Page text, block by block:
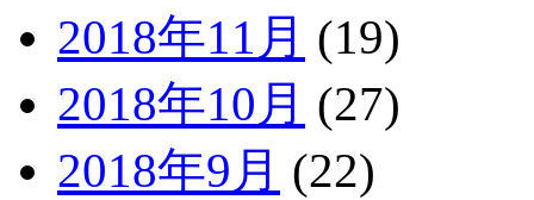
2018年11月 (19)
2018年10月 (27)
2018年9月 (22)